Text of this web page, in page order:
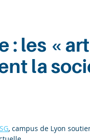
: les «
la
, campus de Lyon